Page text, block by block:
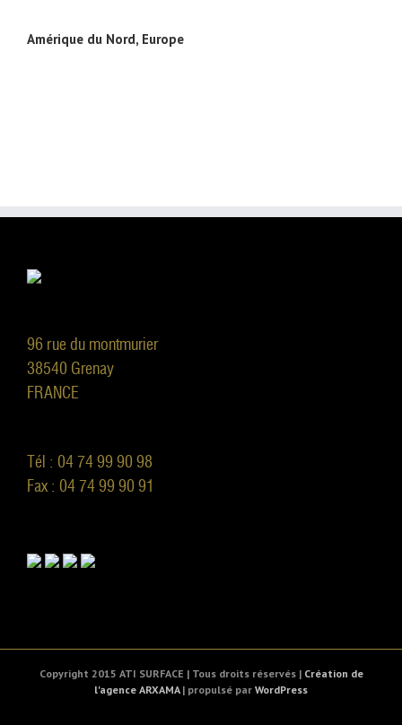
Amérique du Nord, Europe
96 rue du montmurier
38540 Grenay
FRANCE
Tél : 04 74 99 90 98
Fax : 04 74 99 90 91
Copyright 2015 ATI SURFACE | Tous droits réservés | Création de
l'agence ARXAMA| propulsé par WordPress